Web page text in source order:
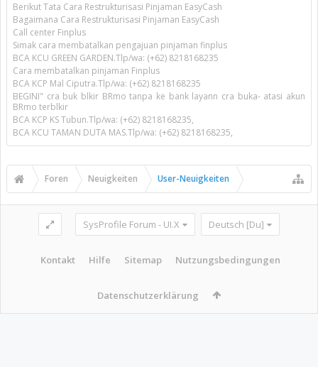
Berikut Tata Cara Restrukturisasi Pinjaman EasyCash
Bagaimana Cara Restrukturisasi Pinjaman EasyCash
Call center Finplus
Simak cara membatalkan pengajuan pinjaman finplus
BCA KCU GREEN GARDEN.Tlp/wa: (+62) 8218168235
Cara membatalkan pinjaman Finplus
BCA KCP Mal Ciputra.Tlp/wa: (+62) 8218168235
BEGINI" cra buk blkir BRmo tanpa ke bank layann cra buka- atasi akun
BRmo terblkir
BCA KCP KS Tubun.Tlp/wa: (+62) 8218168235,
BCA KCU TAMAN DUTA MAS.Tlp/wa: (+62) 8218168235,
Foren Neuigkeiten User-Neuigkeiten
SysProfile Forum - UI.X Deutsch [Du]
Kontakt Hilfe Sitemap Nutzungsbedingungen
Datenschutzerklärung